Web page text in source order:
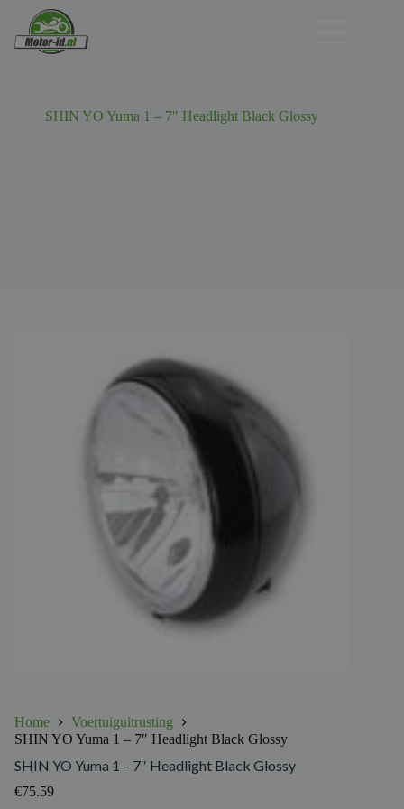
SHIN YO Yuma 1 – 7″ Headlight Black Glossy
Home
Voertuiguitrusting
SHIN YO Yuma 1 – 7″ Headlight Black Glossy
SHIN YO Yuma 1 – 7″ Headlight Black Glossy
€75.59